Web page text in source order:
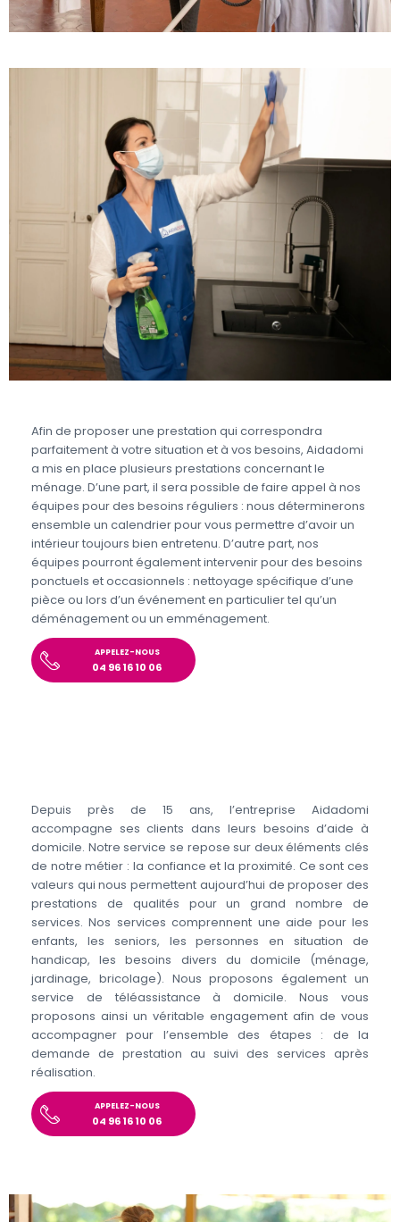
Afin de proposer une prestation qui correspondra
parfaitement à votre situation et à vos besoins, Aidadomi
a mis en place plusieurs prestations concernant le
ménage. D’une part, il sera possible de faire appel à nos
équipes pour des besoins réguliers : nous déterminerons
ensemble un calendrier pour vous permettre d’avoir un
intérieur toujours bien entretenu. D’autre part, nos
équipes pourront également intervenir pour des besoins
ponctuels et occasionnels : nettoyage spécifique d’une
pièce ou lors d’un événement en particulier tel qu’un
déménagement ou un emménagement.
APPELEZ-NOUS
04 96 16 10 06
Depuis près de 15 ans, l’entreprise Aidadomi
accompagne ses clients dans leurs besoins d’aide à
domicile. Notre service se repose sur deux éléments clés
de notre métier : la confiance et la proximité. Ce sont ces
valeurs qui nous permettent aujourd’hui de proposer des
prestations de qualités pour un grand nombre de
services. Nos services comprennent une aide pour les
enfants, les seniors, les personnes en situation de
handicap, les besoins divers du domicile (ménage,
jardinage, bricolage). Nous proposons également un
service de téléassistance à domicile. Nous vous
proposons ainsi un véritable engagement afin de vous
accompagner pour l’ensemble des étapes : de la
demande de prestation au suivi des services après
réalisation.
APPELEZ-NOUS
04 96 16 10 06